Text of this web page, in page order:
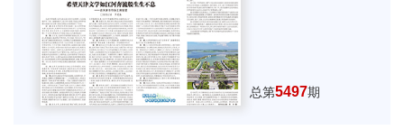
总第5497期